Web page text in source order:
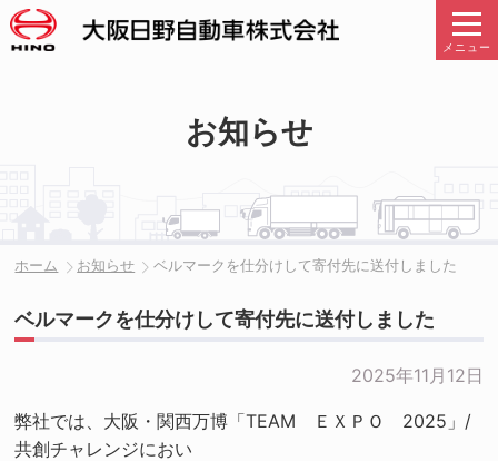
メニュー
お知らせ
ホーム お知らせ ベルマークを仕分けして寄付先に送付しました
ベルマークを仕分けして寄付先に送付しました
2025年11月12日
弊社では、大阪・関西万博「TEAM ＥＸＰＯ 2025」/
共創チャレンジにおい